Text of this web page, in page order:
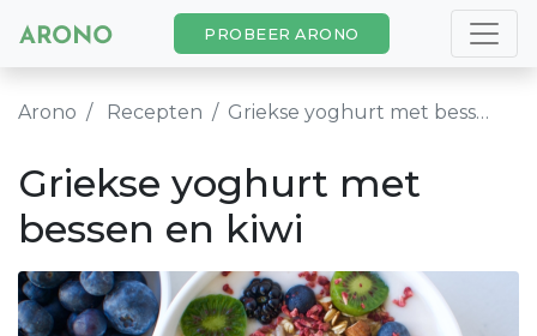
PROBEER ARONO
Arono Recepten Griekse yoghurt met bessen en kiwi
Griekse yoghurt met
bessen en kiwi